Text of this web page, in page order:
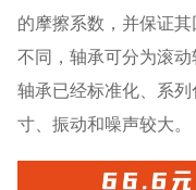
的摩擦系数，并保证
不同，轴承可分为滚
轴承已经标准化、系
寸、振动和噪声较大。